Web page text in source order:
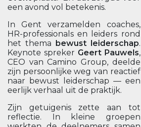
een avond vol betekenis.
In Gent verzamelden coaches,
HR-professionals en leiders rond
het thema bewust leiderschap.
Keynote spreker Geert Pauwels,
CEO van Camino Group, deelde
zijn persoonlijke weg van reactief
naar bewust leiderschap — een
eerlijk verhaal uit de praktijk.
Zijn getuigenis zette aan tot
reflectie. In kleine groepen